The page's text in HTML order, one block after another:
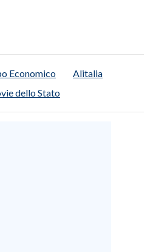
Economico
Alitalia
dello Stato